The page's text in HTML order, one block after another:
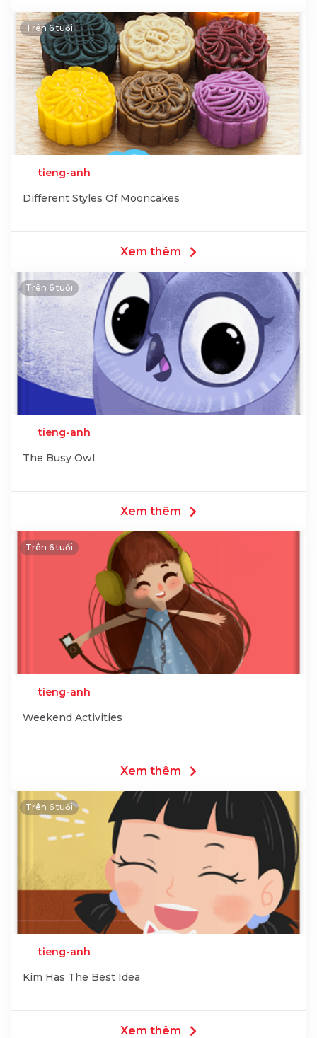
Trên 6 tuổi
tieng-anh
Different Styles Of Mooncakes
Xem thêm
Trên 6 tuổi
tieng-anh
The Busy Owl
Xem thêm
Trên 6 tuổi
tieng-anh
Weekend Activities
Xem thêm
Trên 6 tuổi
tieng-anh
Kim Has The Best Idea
Xem thêm